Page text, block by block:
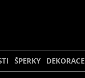
ŠPERKY DEKORACE